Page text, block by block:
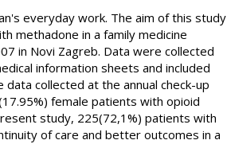
everyday work. The aim of this study
methadone in a family medicine
in Novi Zagreb. Data were collected
information sheets and included
collected at the annual check-up
female patients with opioid
study, 225(72,1%) patients with
of care and better outcomes in a